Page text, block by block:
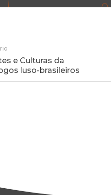
e Culturas da
luso-brasileiros